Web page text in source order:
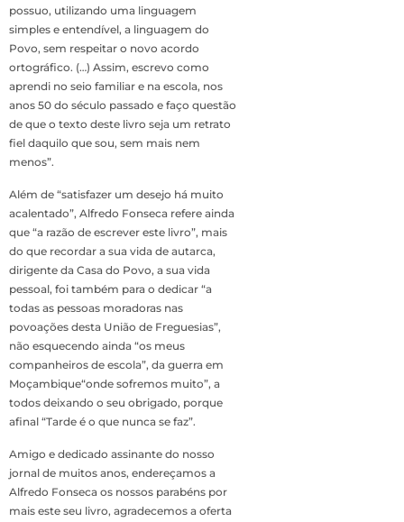
possuo, utilizando uma linguagem
simples e entendível, a linguagem do
Povo, sem respeitar o novo acordo
ortográfico. (…) Assim, escrevo como
aprendi no seio familiar e na escola, nos
anos 50 do século passado e faço questão
de que o texto deste livro seja um retrato
fiel daquilo que sou, sem mais nem
menos”.
Além de “satisfazer um desejo há muito
acalentado”, Alfredo Fonseca refere ainda
que “a razão de escrever este livro”, mais
do que recordar a sua vida de autarca,
dirigente da Casa do Povo, a sua vida
pessoal, foi também para o dedicar “a
todas as pessoas moradoras nas
povoações desta União de Freguesias”,
não esquecendo ainda “os meus
companheiros de escola”, da guerra em
Moçambique“onde sofremos muito”, a
todos deixando o seu obrigado, porque
afinal “Tarde é o que nunca se faz”.
Amigo e dedicado assinante do nosso
jornal de muitos anos, endereçamos a
Alfredo Fonseca os nossos parabéns por
mais este seu livro, agradecemos a oferta